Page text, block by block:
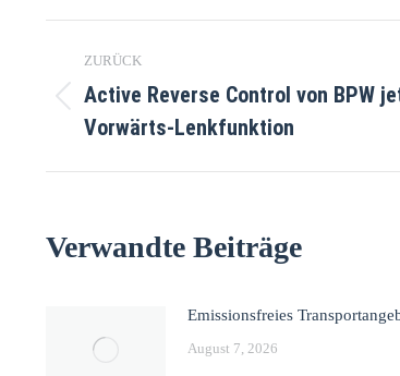
ZURÜCK
Active Reverse Control von BPW
Vorwärts-Lenkfunktion
Verwandte Beiträge
Emissionsfreies
August 7, 2026